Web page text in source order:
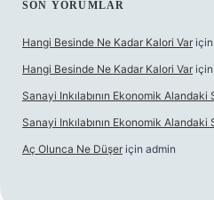
SON YORUMLAR
Hangi Besinde Ne Kadar Kalori Var için
Hangi Besinde Ne Kadar Kalori Var için
Sanayi Inkılabının Ekonomik Alandaki
Sanayi Inkılabının Ekonomik Alandaki
Aç Olunca Ne Düşer için admin